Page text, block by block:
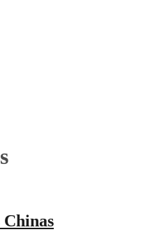
Chinas